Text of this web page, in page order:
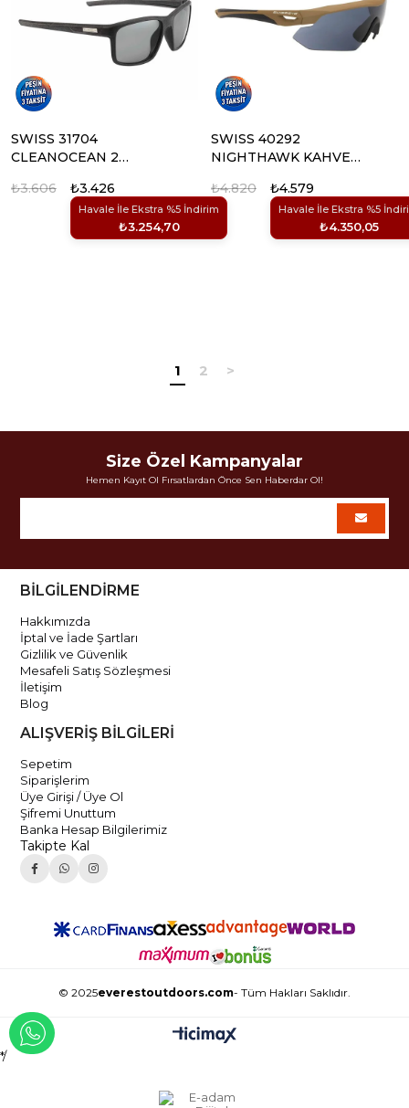
SWISS 31704
CLEANOCEAN 2
₺3.426
Havale İle Ekstra %5 İndirim
₺3.254,70
₺3.606
SWISS 40292
NIGHTHAWK KAHVE
₺4.579
Havale İle Ekstra %5
₺4.350,05
₺4.820
1 2 >
Size Özel Kampanyalar
Hemen Kayıt Ol Fırsatlardan Önce Sen Haberdar Ol!
BİLGİLENDİRME
Hakkımızda
İptal ve İade Şartları
Gizlilik ve Güvenlik
Mesafeli Satış Sözleşmesi
İletişim
Blog
ALIŞVERİŞ BİLGİLERİ
Sepetim
Siparişlerim
Üye Girişi / Üye Ol
Şifremi Unuttum
Banka Hesap Bilgilerimiz
Takipte Kal
© 2025everestoutdoors.com- Tüm Hakları Saklıdır.
*/
WHATSAPP İLE İLETİŞİME GEÇ